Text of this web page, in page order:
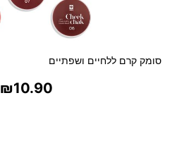
סומק קרם ללחיים ושפתיים
₪10.90